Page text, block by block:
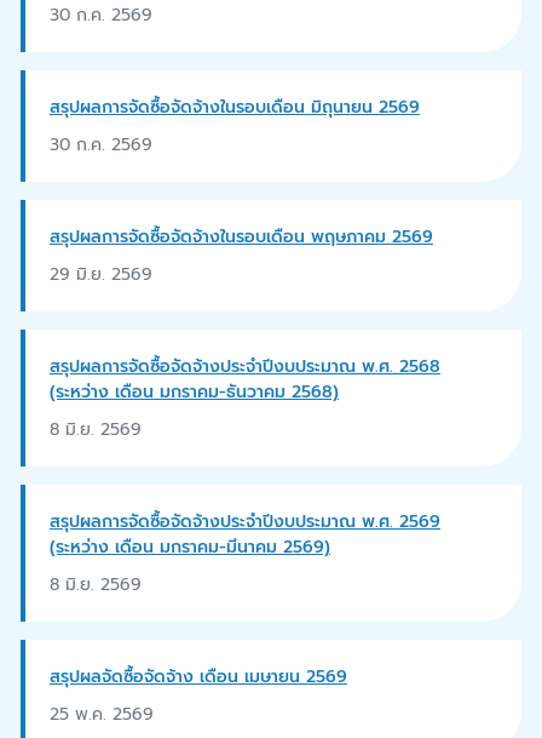
30 ก.ค. 2569
สรุปผลการจัดซื้อจัดจ้างในรอบเดือน มิถุนายน 2569
30 ก.ค. 2569
สรุปผลการจัดซื้อจัดจ้างในรอบเดือน พฤษภาคม 2569
29 มิ.ย. 2569
สรุปผลการจัดซื้อจัดจ้างประจำปีงบประมาณ พ.ศ. 2568
(ระหว่าง เดือน มกราคม-ธันวาคม 2568)
8 มิ.ย. 2569
สรุปผลการจัดซื้อจัดจ้างประจำปีงบประมาณ พ.ศ. 2569
(ระหว่าง เดือน มกราคม-มีนาคม 2569)
8 มิ.ย. 2569
สรุปผลจัดซื้อจัดจ้าง เดือน เมษายน 2569
25 พ.ค. 2569